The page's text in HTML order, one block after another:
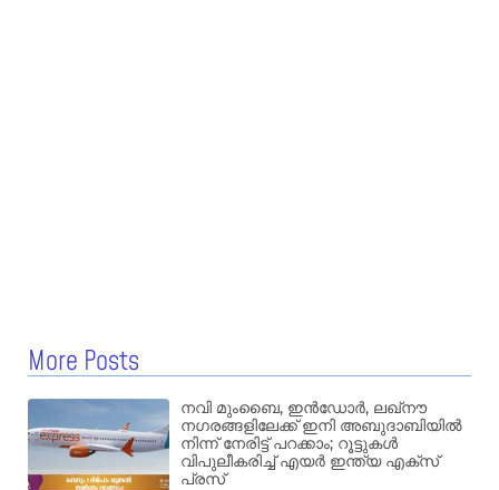
More Posts
നവി മുംബൈ, ഇൻഡോർ, ലഖ്നൗ
നഗരങ്ങളിലേക്ക് ഇനി അബുദാബിയിൽ
നിന്ന് നേരിട്ട് പറക്കാം; റൂട്ടുകൾ
വിപുലീകരിച്ച് എയർ ഇന്ത്യ എക്സ്
പ്രസ്